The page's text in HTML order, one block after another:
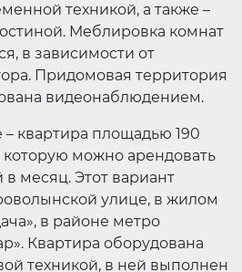
техникой, а также –
Меблировка комнат
в зависимости от
Придомовая территория
видеонаблюдением.
квартира площадью 190
которую можно арендовать
в месяц. Этот вариант
улице, в жилом
в районе метро
Квартира оборудована
техникой, в ней выполнен